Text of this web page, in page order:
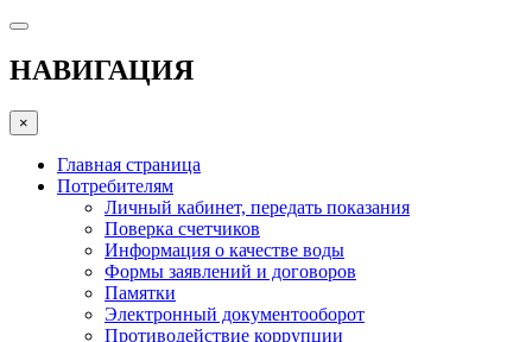
НАВИГАЦИЯ
×
Главная страница
Потребителям
Личный кабинет, передать показания
Поверка счетчиков
Информация о качестве воды
Формы заявлений и договоров
Памятки
Электронный документооборот
Противодействие коррупции